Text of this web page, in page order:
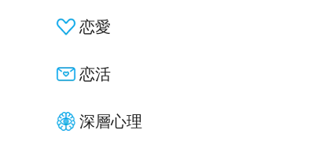
恋愛
恋活
深層心理